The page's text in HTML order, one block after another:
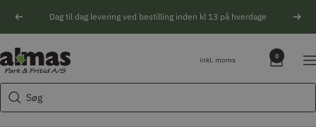
Forrige Dag til dag levering ved bestilling inden kl 13 på hverdage
Søg
Almas
Park
&
Fritid
inkl. moms 0
Søgeforslag
Husqvarna motorsav
Kikkert
Blink